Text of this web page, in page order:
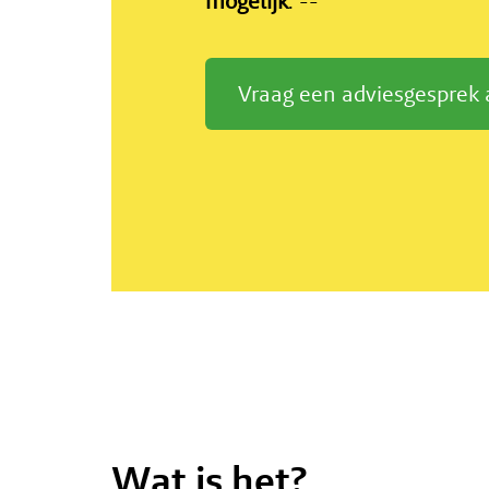
Vraag een adviesgesprek